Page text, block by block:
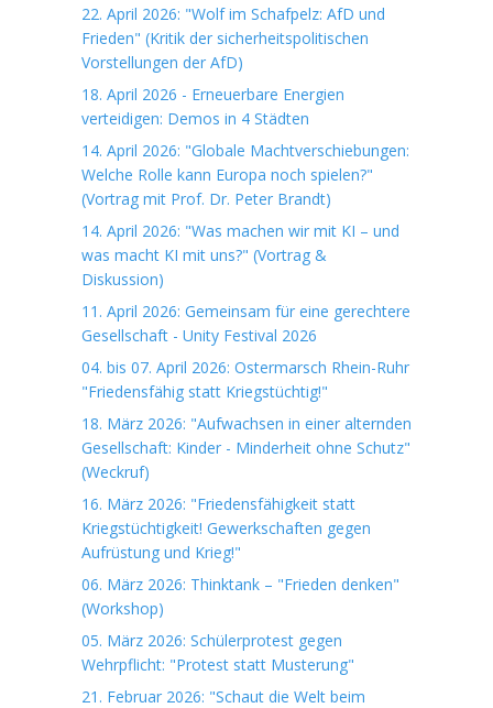
22. April 2026: "Wolf im Schafpelz: AfD und
Frieden" (Kritik der sicherheitspolitischen
Vorstellungen der AfD)
18. April 2026 - Erneuerbare Energien
verteidigen: Demos in 4 Städten
14. April 2026: "Globale Machtverschiebungen:
Welche Rolle kann Europa noch spielen?"
(Vortrag mit Prof. Dr. Peter Brandt)
14. April 2026: "Was machen wir mit KI – und
was macht KI mit uns?" (Vortrag &
Diskussion)
11. April 2026: Gemeinsam für eine gerechtere
Gesellschaft - Unity Festival 2026
04. bis 07. April 2026: Ostermarsch Rhein-Ruhr
"Friedensfähig statt Kriegstüchtig!"
18. März 2026: "Aufwachsen in einer alternden
Gesellschaft: Kinder - Minderheit ohne Schutz"
(Weckruf)
16. März 2026: "Friedensfähigkeit statt
Kriegstüchtigkeit! Gewerkschaften gegen
Aufrüstung und Krieg!"
06. März 2026: Thinktank – "Frieden denken"
(Workshop)
05. März 2026: Schülerprotest gegen
Wehrpflicht: "Protest statt Musterung"
21. Februar 2026: "Schaut die Welt beim